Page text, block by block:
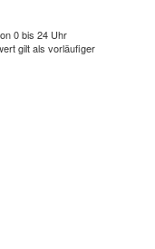
0 bis 24 Uhr
gilt als vorläufiger